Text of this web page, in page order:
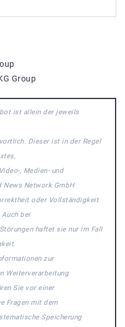
Group
ist allein der jeweils
Dieser ist in der Regel
, Medien- und
Network GmbH
oder Vollständigkeit
bei
haftet sie nur im Fall
zur
Weiterverarbeitung
Sie vor einer
Fragen mit dem
Speicherung